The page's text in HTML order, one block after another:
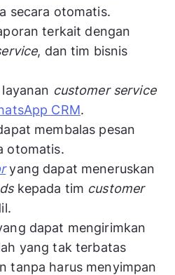
secara otomatis.
terkait dengan
, dan tim bisnis
customer service
CRM.
membalas pesan
otomatis.
yang dapat meneruskan
kepada tim customer
dapat mengirimkan
yang tak terbatas
tanpa harus menyimpan